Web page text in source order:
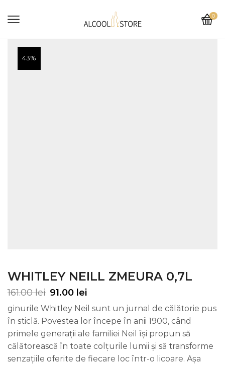
0
43%
WHITLEY NEILL ZMEURA 0,7L
161.00lei 91.00 lei
ginurile Whitley Neil sunt un jurnal de călătorie pus
în sticlă. Povestea lor începe în anii 1900, când
primele generații ale familiei Neil își propun să
călătorească în toate colțurile lumii și să transforme
senzațiile oferite de fiecare loc într-o licoare. Așa